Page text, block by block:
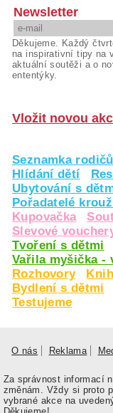
Newsletter
Děkujeme. Každý
na inspirativní tipy na
aktuální soutěži a o
ententýky.
Vložit novou
Seznamka rodičů
Hlídání dětí
Ubytování s
Pořadatelé
Kupovačka
Slevové
Tvoření s dětmi
Vařila myšička -
Rozhovory
Bydlení s dětmi
Testujeme
O nás Reklama
Za správnost informací
změnám. Vždy si proto
vybrané akce na